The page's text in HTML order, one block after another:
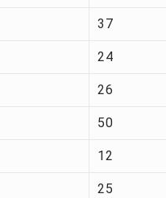
37
24
26
50
12
25